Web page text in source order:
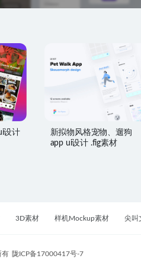
设计
新拟物风格宠物、遛狗
app ui设计 .fig素材
3D素材 样机Mockup素材 尖叫
有 陇ICP备17000417号-7